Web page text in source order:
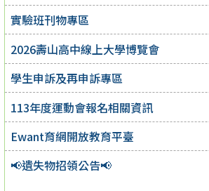
實驗班刊物專區
2026壽山高中線上大學博覽會
學生申訴及再申訴專區
113年度運動會報名相關資訊
Ewant育網開放教育平臺
📢遺失物招領公告📢